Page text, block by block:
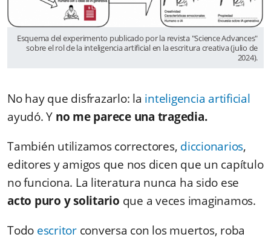
Esquema del experimento publicado por la revista "Science Advances"
sobre el rol de la inteligencia artificial en la escritura creativa (julio de
2024).
No hay que disfrazarlo: la inteligencia artificial
ayudó. Y no me parece una tragedia.
También utilizamos correctores, diccionarios,
editores y amigos que nos dicen que un capítulo
no funciona. La literatura nunca ha sido ese
acto puro y solitario que a veces imaginamos.
Todo escritorconversa con los muertos, roba